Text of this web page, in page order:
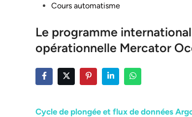
PostedCours automatisme
Le programme
opérationnelle Mercator
Cycle de plongée et flux de données